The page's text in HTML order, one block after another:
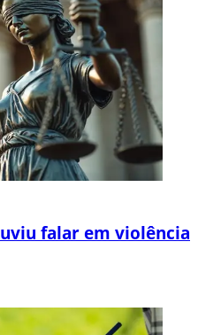
falar em violência